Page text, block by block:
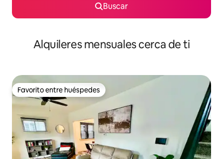
Buscar
Alquileres mensuales cerca de ti
Favorito entre huéspedes
Favorito entre huéspedes